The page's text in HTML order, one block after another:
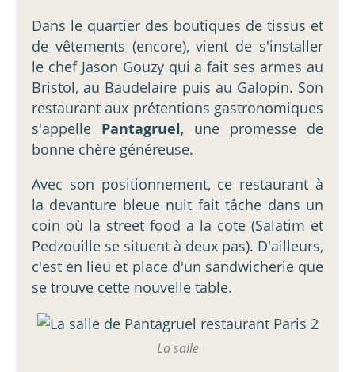
Dans le quartier des boutiques de tissus et
de vêtements (encore), vient de s'installer
le chef Jason Gouzy qui a fait ses armes au
Bristol, au Baudelaire puis au Galopin. Son
restaurant aux prétentions gastronomiques
s'appelle Pantagruel, une promesse de
bonne chère généreuse.
Avec son positionnement, ce restaurant à
la devanture bleue nuit fait tâche dans un
coin où la street food a la cote (Salatim et
Pedzouille se situent à deux pas). D'ailleurs,
c'est en lieu et place d'un sandwicherie que
se trouve cette nouvelle table.
La salle